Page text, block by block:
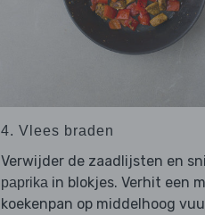
4. Vlees braden
Verwijder de zaadlijsten en
paprika in blokjes. Verhit een
koekenpan op middelhoog